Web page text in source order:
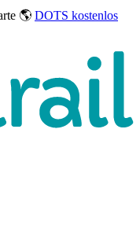
🌎 DOTS kostenlos